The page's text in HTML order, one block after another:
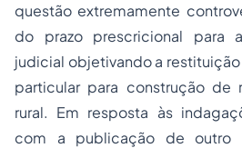
questão extremamente
do prazo prescricional para
judicial objetivando a
particular para construção
rural. Em resposta às
com a publicação de outro